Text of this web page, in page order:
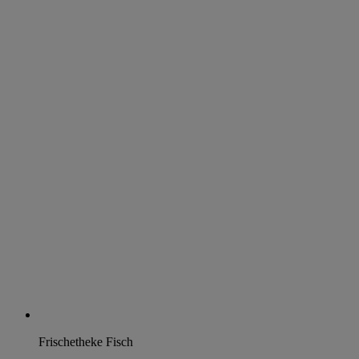
Frischetheke Fisch